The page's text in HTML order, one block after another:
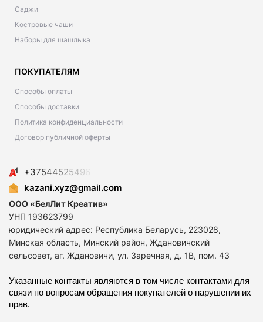
Саджи
Костровые чаши
Наборы для шашлыка
ПОКУПАТЕЛЯМ
Способы оплаты
Способы доставки
Политика конфиденциальности
Договор публичной оферты
+3754452549
kazani.xyz@gmail.com
ООО «БелЛит Креатив»
УНП 193623799
юридический адрес: Республика Беларусь, 223028,
Минская область, Минский район, Ждановичский
сельсовет, аг. Ждановичи, ул. Заречная, д. 1В, пом. 43
Указанные контакты являются в том числе контактами для
связи по вопросам обращения покупателей о нарушении их
прав.